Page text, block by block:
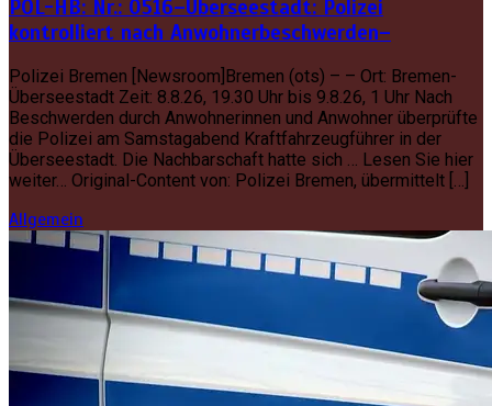
POL-HB: Nr.: 0516–Überseestadt: Polizei
kontrolliert nach Anwohnerbeschwerden–
Polizei Bremen [Newsroom]Bremen (ots) – – Ort: Bremen-
Überseestadt Zeit: 8.8.26, 19.30 Uhr bis 9.8.26, 1 Uhr Nach
Beschwerden durch Anwohnerinnen und Anwohner überprüfte
die Polizei am Samstagabend Kraftfahrzeugführer in der
Überseestadt. Die Nachbarschaft hatte sich … Lesen Sie hier
weiter… Original-Content von: Polizei Bremen, übermittelt […]
Allgemein